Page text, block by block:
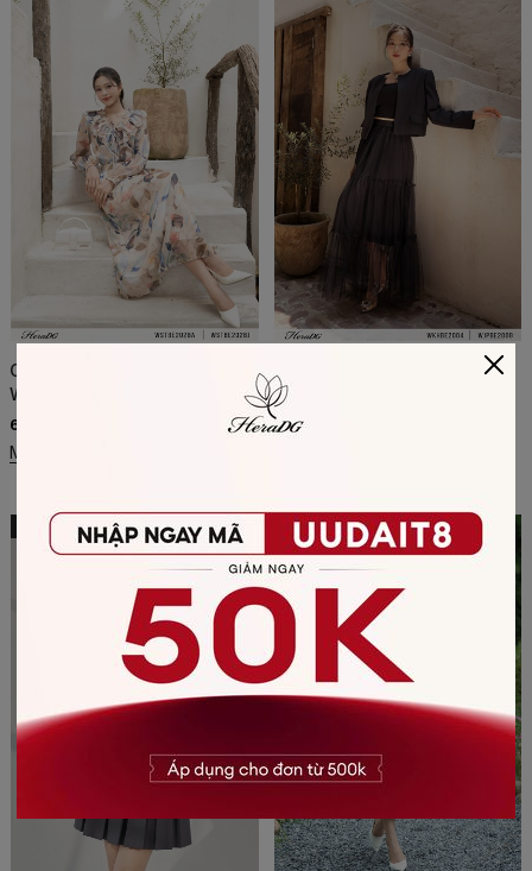
Chân váy xoè xếp ly -
WSTBE2028J
622.300 đ
Mua ngay
Chân váy xoè 3 tầng -
WJPBE2008
552.300 đ
-50% -50%